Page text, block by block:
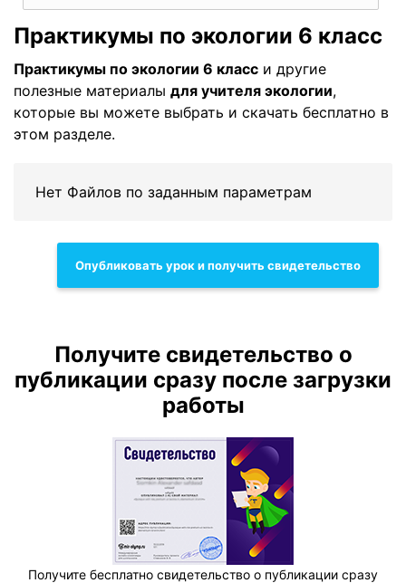
Практикумы по экологии 6 класс
Практикумы по экологии 6 класс и другие
полезные материалы для учителя экологии,
которые вы можете выбрать и скачать бесплатно в
этом разделе.
Нет Файлов по заданным параметрам
Опубликовать урок и получить свидетельство
Получите свидетельство о
публикации сразу после загрузки
работы
Получите бесплатно свидетельство о публикации сразу